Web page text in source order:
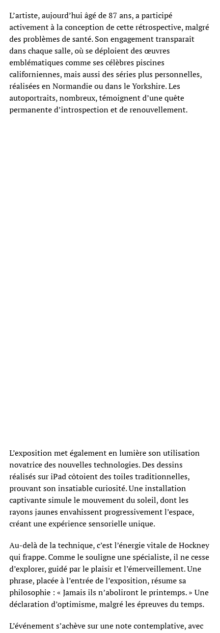
L’artiste, aujourd’hui âgé de 87 ans, a participé
activement à la conception de cette rétrospective, malgré
des problèmes de santé. Son engagement transparaît
dans chaque salle, où se déploient des œuvres
emblématiques comme ses célèbres piscines
californiennes, mais aussi des séries plus personnelles,
réalisées en Normandie ou dans le Yorkshire. Les
autoportraits, nombreux, témoignent d’une quête
permanente d’introspection et de renouvellement.
L’exposition met également en lumière son utilisation
novatrice des nouvelles technologies. Des dessins
réalisés sur iPad côtoient des toiles traditionnelles,
prouvant son insatiable curiosité. Une installation
captivante simule le mouvement du soleil, dont les
rayons jaunes envahissent progressivement l’espace,
créant une expérience sensorielle unique.
Au-delà de la technique, c’est l’énergie vitale de Hockney
qui frappe. Comme le souligne une spécialiste, il ne cesse
d’explorer, guidé par le plaisir et l’émerveillement. Une
phrase, placée à l’entrée de l’exposition, résume sa
philosophie : « Jamais ils n’aboliront le printemps. » Une
déclaration d’optimisme, malgré les épreuves du temps.
L’événement s’achève sur une note contemplative, avec